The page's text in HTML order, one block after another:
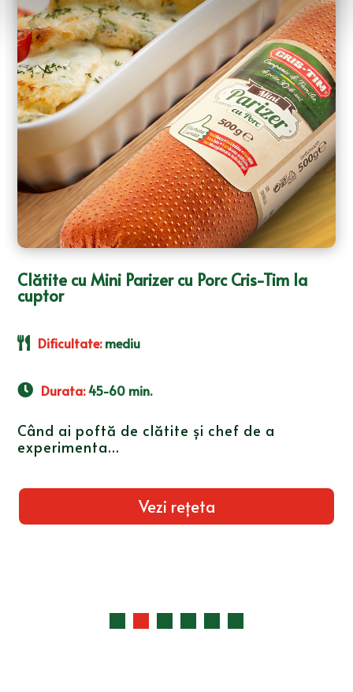
Clătite cu Mini Parizer cu Pui Cris-Tim și
brânză
Dificultate:mediu
Durata:30-45 min.
Serviți clătitele cu Mini Parizer cu Pui Cris-
Tim și brânză...
Vezi rețeta